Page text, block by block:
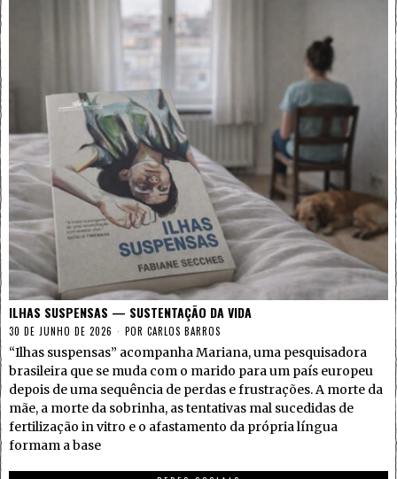
ILHAS SUSPENSAS — SUSTENTAÇÃO DA VIDA
30 DE JUNHO DE 2026 POR CARLOS BARROS
“Ilhas suspensas” acompanha Mariana, uma pesquisadora
brasileira que se muda com o marido para um país europeu
depois de uma sequência de perdas e frustrações. A morte da
mãe, a morte da sobrinha, as tentativas mal sucedidas de
fertilização in vitro e o afastamento da própria língua
formam a base